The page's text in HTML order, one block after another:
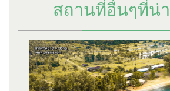
สถานที่อื่นๆที่น่